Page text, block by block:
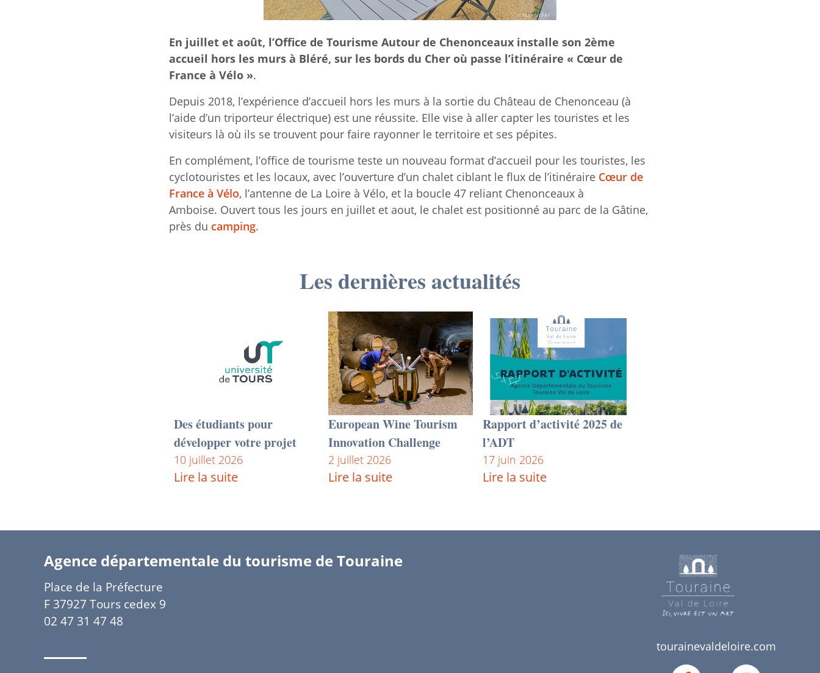
En juillet et août, l’Office de Tourisme Autour de Chenonceaux installe son 2ème
accueil hors les murs à Bléré, sur les bords du Cher où passe l’itinéraire « Cœur de
France à Vélo ».
Depuis 2018, l’expérience d’accueil hors les murs à la sortie du Château de Chenonceau (à
l’aide d’un triporteur électrique) est une réussite. Elle vise à aller capter les touristes et les
visiteurs là où ils se trouvent pour faire rayonner le territoire et ses pépites.
En complément, l’office de tourisme teste un nouveau format d’accueil pour les touristes, les
cyclotouristes et les locaux, avec l’ouverture d’un chalet ciblant le flux de l’itinéraire Cœur de
France à Vélo, l’antenne de La Loire à Vélo, et la boucle 47 reliant Chenonceaux à
Amboise. Ouvert tous les jours en juillet et aout, le chalet est positionné au parc de la Gâtine,
près du camping.
Les dernières actualités
Des étudiants pour
développer votre projet
10 juillet 2026
Lire la suite
European Wine Tourism
Innovation Challenge
2 juillet 2026
Lire la suite
Rapport d’activité 2025 de
l’ADT
17 juin 2026
Lire la suite
Agence départementale du tourisme de Touraine
Place de la Préfecture
F 37927 Tours cedex 9
02 47 31 47 48
tourainevaldeloire.com